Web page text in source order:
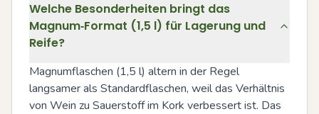
Welche Besonderheiten bringt das
Magnum‑Format (1,5 l) für Lagerung und
Reife?
Magnumflaschen (1,5 l) altern in der Regel
langsamer als Standardflaschen, weil das Verhältnis
von Wein zu Sauerstoff im Kork verbessert ist. Das